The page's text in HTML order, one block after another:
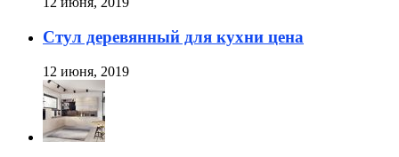
Стул деревянный для кухни цена
12 июня, 2019